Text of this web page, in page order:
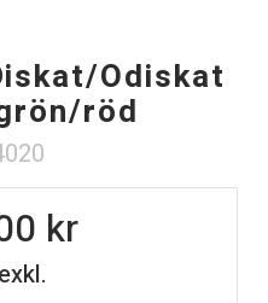
Odiskat
röd